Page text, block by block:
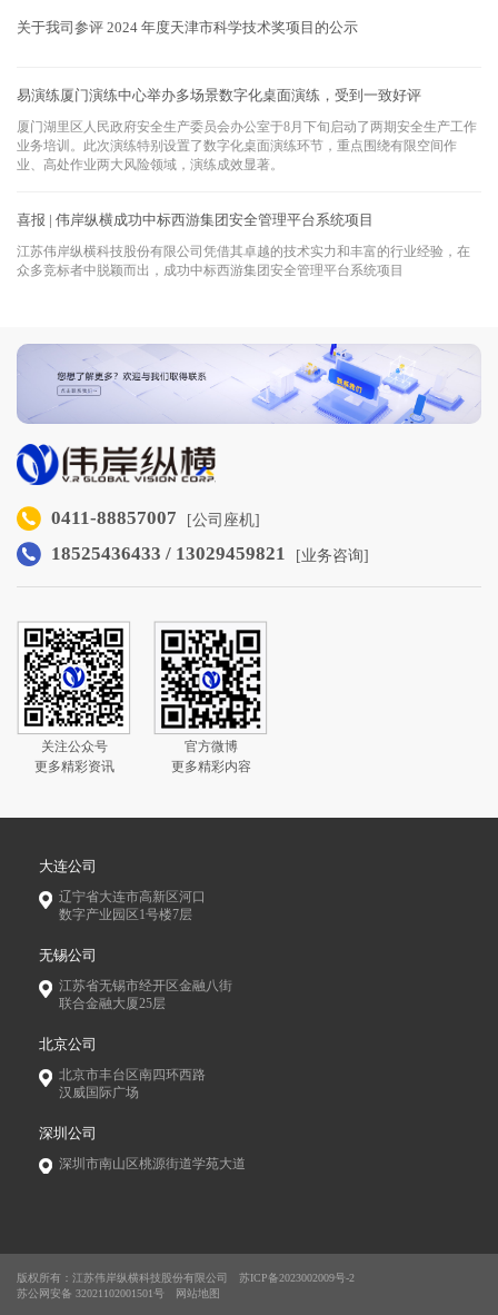
关于我司参评 2024 年度天津市科学技术奖项目的公示
易演练厦门演练中心举办多场景数字化桌面演练，受到一致好评
厦门湖里区人民政府安全生产委员会办公室于8月下旬启动了两期安全生产工作
业务培训。此次演练特别设置了数字化桌面演练环节，重点围绕有限空间作
业、高处作业两大风险领域，演练成效显著。
喜报 | 伟岸纵横成功中标西游集团安全管理平台系统项目
江苏伟岸纵横科技股份有限公司凭借其卓越的技术实力和丰富的行业经验，在
众多竞标者中脱颖而出，成功中标西游集团安全管理平台系统项目
0411-88857007 [公司座机]
18525436433 / 13029459821 [业务咨询]
关注公众号
更多精彩资讯
官方微博
更多精彩内容
大连公司
辽宁省大连市高新区河口
数字产业园区1号楼7层
无锡公司
江苏省无锡市经开区金融八街
联合金融大厦25层
北京公司
北京市丰台区南四环西路
汉威国际广场
深圳公司
深圳市南山区桃源街道学苑大道
版权所有：江苏伟岸纵横科技股份有限公司
苏ICP备2023002009号-2
苏公网安备 32021102001501号
网站地图